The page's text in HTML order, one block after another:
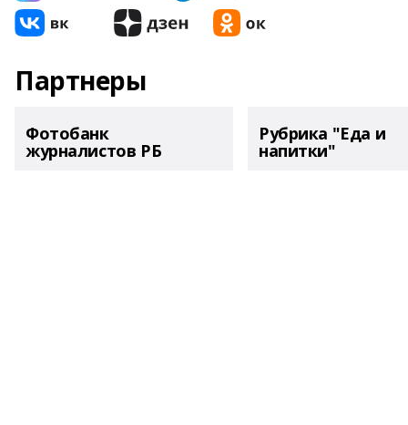
Партнеры
Фотобанк
журналистов РБ
Рубрика "Еда и
напитки"